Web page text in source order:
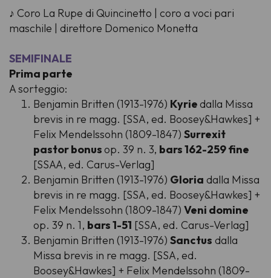
♪ Coro La Rupe di Quincinetto | coro a voci pari
maschile | direttore Domenico Monetta
SEMIFINALE
Prima parte
A sorteggio:
Benjamin Britten (1913-1976) Kyriedalla Missa
brevis in re magg. [SSA, ed. Boosey&Hawkes] +
Felix Mendelssohn (1809-1847) Surrexit
pastor bonusop. 39 n. 3, bars 162-259 fine
[SSAA, ed. Carus-Verlag]
Benjamin Britten (1913-1976) Gloria dalla Missa
brevis in re magg. [SSA, ed. Boosey&Hawkes] +
Felix Mendelssohn (1809-1847) Veni domine
op. 39 n. 1, bars 1-51 [SSA, ed. Carus-Verlag]
Benjamin Britten (1913-1976) Sanctus dalla
Missa brevis in re magg. [SSA, ed.
Boosey&Hawkes] + Felix Mendelssohn (1809-